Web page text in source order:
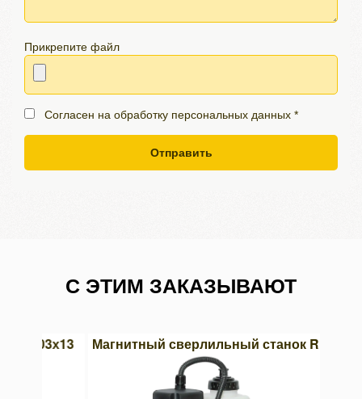
Прикрепите файл
Согласен на обработку персональных данных *
Отправить
С ЭТИМ ЗАКАЗЫВАЮТ
Магнитный сверлильный станок RMD-38